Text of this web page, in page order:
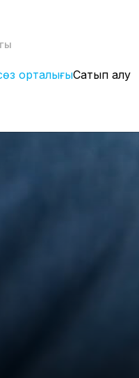
орталығыСатып алу